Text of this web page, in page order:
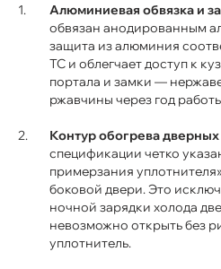
Алюминиевая обвязка и
обвязан анодированным
защита из алюминия
ТС и облегчает доступ к
портала и замки —
ржавчины через год
Контур обогрева
спецификации четко
примерзания
боковой двери. Это
ночной зарядки холода
невозможно открыть без
уплотнитель.